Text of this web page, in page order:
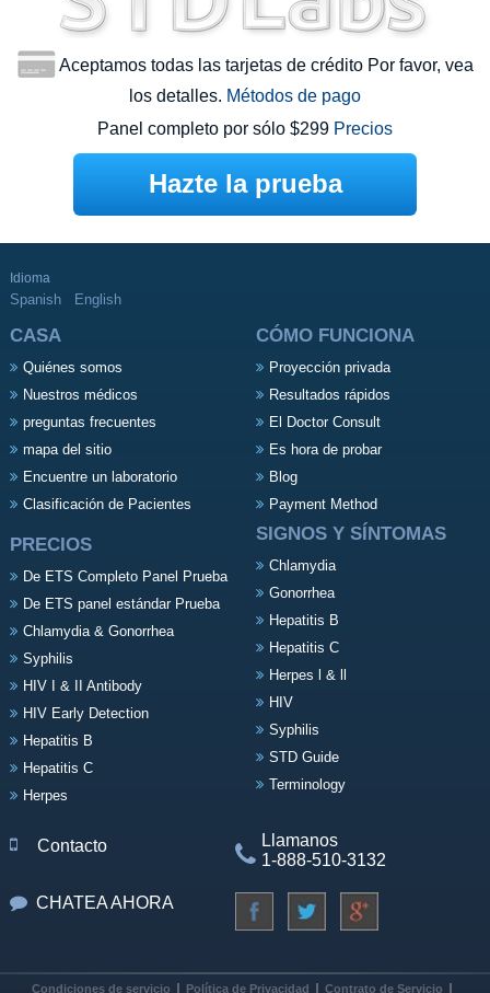
Aceptamos todas las tarjetas de crédito Por favor, vea
los detalles. Métodos de pago
Panel completo por sólo $299 Precios
Hazte la prueba
Idioma
Spanish English
CASA
Quiénes somos
Nuestros médicos
preguntas frecuentes
mapa del sitio
Encuentre un laboratorio
Clasificación de Pacientes
CÓMO FUNCIONA
Proyección privada
Resultados rápidos
El Doctor Consult
Es hora de probar
Blog
Payment Method
PRECIOS
De ETS Completo Panel Prueba
De ETS panel estándar Prueba
Chlamydia & Gonorrhea
Syphilis
HIV I & II Antibody
HIV Early Detection
Hepatitis B
Hepatitis C
Herpes
SIGNOS Y SÍNTOMAS
Chlamydia
Gonorrhea
Hepatitis B
Hepatitis C
Herpes l & ll
HIV
Syphilis
STD Guide
Terminology
Contacto
Llamanos
1-888-510-3132
CHATEA AHORA
Condiciones de servicio Política de Privacidad Contrato de Servicio